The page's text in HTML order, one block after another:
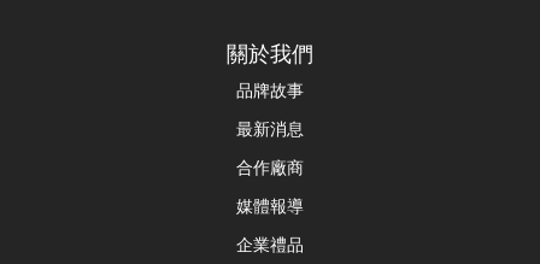
關於我們
品牌故事
最新消息
合作廠商
媒體報導
企業禮品